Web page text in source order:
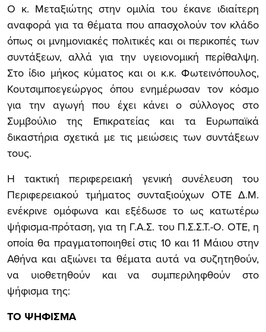
Ο κ. Μεταξιώτης στην ομιλία του έκανε ιδιαίτερη
αναφορά για τα θέματα που απασχολούν τον κλάδο
όπως οι μνημονιακές πολιτικές και οι περικοπές των
συντάξεων, αλλά για την υγειονομική περίθαλψη.
Στο ίδιο μήκος κύματος και οι κ.κ. Φωτεινόπουλος,
Κουτσιμποεγεώργος όπου ενημέρωσαν τον κόσμο
για την αγωγή που έχει κάνει ο σύλλογος στο
Συμβούλιο της Επικρατείας και τα Ευρωπαϊκά
δικαστήρια σχετικά με τις μειώσεις των συντάξεων
τους.
Η τακτική περιφερειακή γενική συνέλευση του
Περιφερειακού τμήματος συνταξιούχων ΟΤΕ Δ.Μ.
ενέκρινε ομόφωνα και εξέδωσε το ως κατωτέρω
ψήφισμα-πρόταση, για τη Γ.Α.Σ. του Π.Σ.Σ.Τ.-Ο. ΟΤΕ, η
οποία θα πραγματοποιηθεί στις 10 και 11 Μάιου στην
Αθήνα και αξιώνει τα θέματα αυτά να συζητηθούν,
να υιοθετηθούν και να συμπεριληφθούν στο
ψήφισμα της:
ΤΟ ΨΗΦΙΣΜΑ